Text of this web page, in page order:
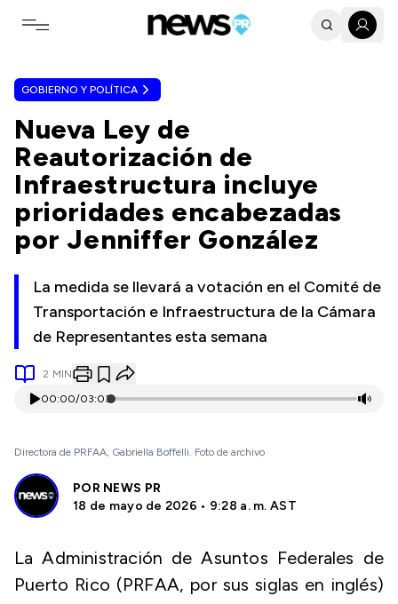
Toggle navigation menu
GOBIERNO Y POLÍTICA
Nueva Ley de
Reautorización de
Infraestructura incluye
prioridades encabezadas
por Jenniffer González
La medida se llevará a votación en el Comité de
Transportación e Infraestructura de la Cámara
de Representantes esta semana
2 MIN
00:00/03:03
Directora de PRFAA, Gabriella Boffelli. Foto de archivo
POR NEWS PR
18 de mayo de 2026 • 9:28 a. m. AST
La Administración de Asuntos Federales de
Puerto Rico (PRFAA, por sus siglas en inglés)